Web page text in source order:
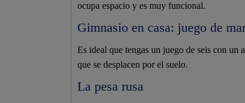
ocupa espacio y es muy funcional.
Gimnasio en casa: juego de
Es ideal que tengas un juego de seis con un
que se desplacen por el suelo.
La pesa rusa